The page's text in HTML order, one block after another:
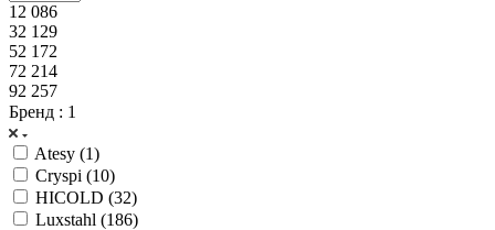
12 086
32 129
52 172
72 214
92 257
Бренд : 1
Atesy (1)
Cryspi (10)
HICOLD (32)
Luxstahl (186)